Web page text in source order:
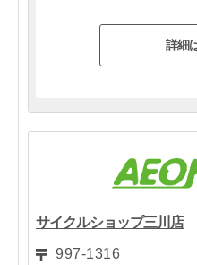
詳細
サイクルショップ三川店
997-1316